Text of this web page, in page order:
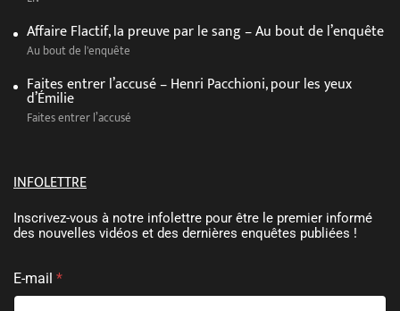
Affaire Flactif, la preuve par le sang – Au bout de l’enquête
Au bout de l'enquête
Faites entrer l’accusé – Henri Pacchioni, pour les yeux
d’Émilie
Faites entrer l’accusé
INFOLETTRE
Inscrivez-vous à notre infolettre pour être le premier informé
des nouvelles vidéos et des dernières enquêtes publiées !
C
o
*
E
E-mail *